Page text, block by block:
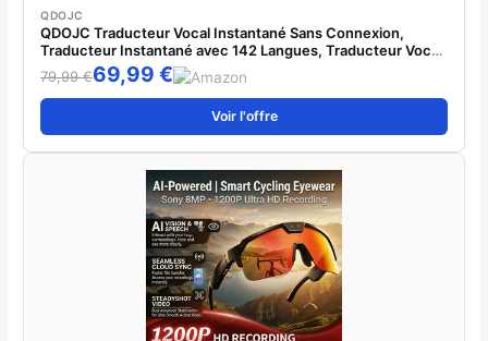
QDOJC
QDOJC Traducteur Vocal Instantané Sans Connexion,
Traducteur Instantané avec 142 Langues, Traducteur Vocal
Instantané Sans Wifi avec 19 Langues, Durable AI Translator
avec batterie 2000 mAh
79,99 €69,99 €
Voir l'offre